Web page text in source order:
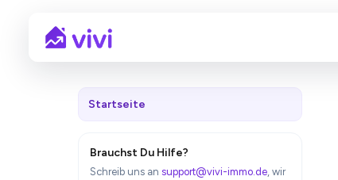
Startseite
Brauchst Du Hilfe?
Schreib uns an support@vivi-immo.de, wir